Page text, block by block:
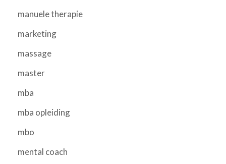
manuele therapie
marketing
massage
master
mba
mba opleiding
mbo
mental coach